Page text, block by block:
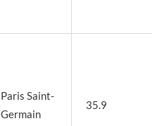
Paris Saint-
Germain
35.9